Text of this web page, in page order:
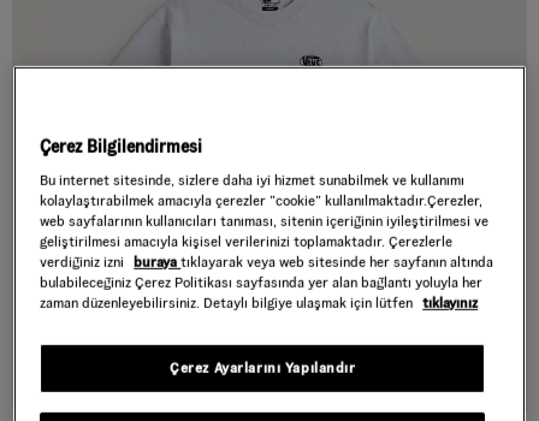
Çerez Bilgilendirmesi
Bu internet sitesinde, sizlere daha iyi hizmet sunabilmek ve kullanımı
kolaylaştırabilmek amacıyla çerezler ”cookie” kullanılmaktadır.Çerezler,
web sayfalarının kullanıcıları tanıması, sitenin içeriğinin iyileştirilmesi ve
geliştirilmesi amacıyla kişisel verilerinizi toplamaktadır. Çerezlerle
verdiğiniz izni
burayatıklayarak veya web sitesinde her sayfanın altında
bulabileceğiniz Çerez Politikası sayfasında yer alan bağlantı yoluyla her
zaman düzenleyebilirsiniz. Detaylı bilgiye ulaşmak için lütfen tıklayınız
Çerez Ayarlarını Yapılandır